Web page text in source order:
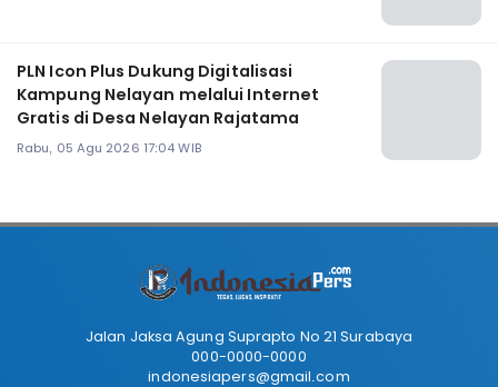
PLN Icon Plus Dukung Digitalisasi
Kampung Nelayan melalui Internet
Gratis di Desa Nelayan Rajatama
Rabu, 05 Agu 2026 17:04 WIB
Jalan Jaksa Agung Suprapto No 21 Surabaya
000-0000-0000
indonesiapers@gmail.com